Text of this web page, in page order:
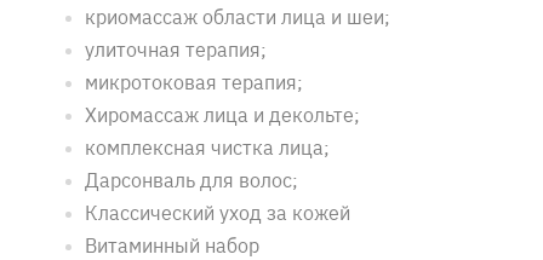
криомассаж области лица и шеи;
улиточная терапия;
микротоковая терапия;
Хиромассаж лица и декольте;
комплексная чистка лица;
Дарсонваль для волос;
Классический уход за кожей
Витаминный набор